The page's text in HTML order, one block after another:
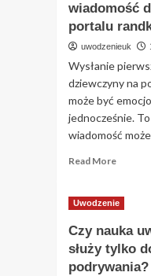
Czujesz
się
Jak
Lody
na
Randce
wiadomość
portalu
uwodzenieuk
Wysłanie
dziewczyny na
może być
jednocześnie.
wiadomość
Read MoreRead
Jak
do
Uwodzenie
Czy nauka
służy tylko
podrywania?